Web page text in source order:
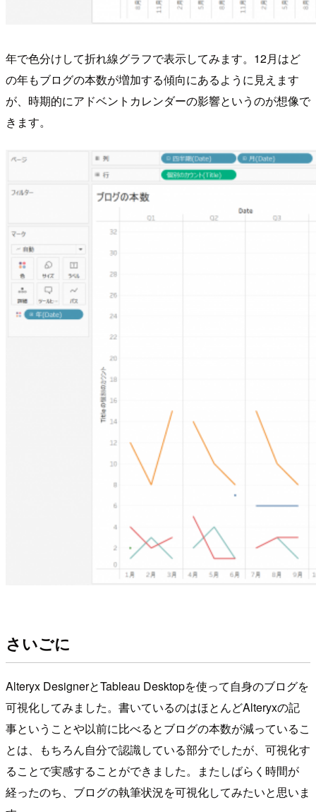
年で色分けして折れ線グラフで表示してみます。12月はど
の年もブログの本数が増加する傾向にあるように見えます
が、時期的にアドベントカレンダーの影響というのが想像で
きます。
さいごに
Alteryx DesignerとTableau Desktopを使って自身のブログを
可視化してみました。書いているのはほとんどAlteryxの記
事ということや以前に比べるとブログの本数が減っているこ
とは、もちろん自分で認識している部分でしたが、可視化す
ることで実感することができました。またしばらく時間が
経ったのち、ブログの執筆状況を可視化してみたいと思いま